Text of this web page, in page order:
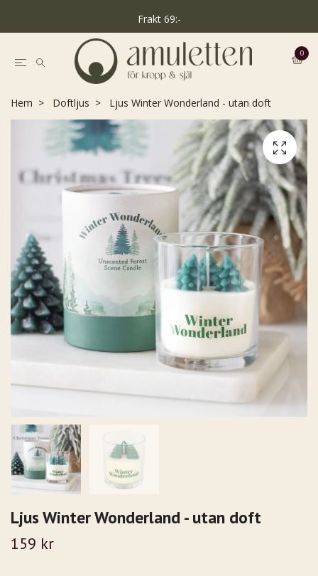
Frakt 69:-
0
Hem Doftljus Ljus Winter Wonderland - utan doft
Ljus Winter Wonderland - utan doft
159 kr